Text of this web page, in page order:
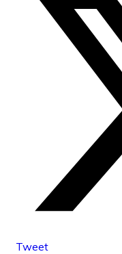
Tweet